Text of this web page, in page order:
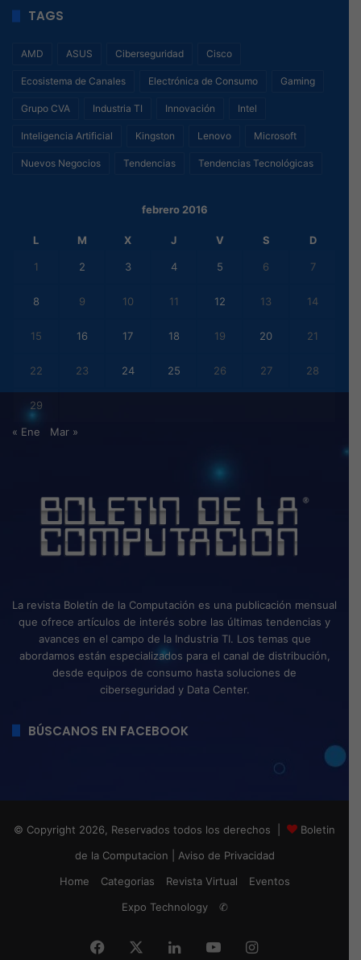
TAGS
AMD ASUS Ciberseguridad Cisco
Ecosistema de Canales Electrónica de Consumo Gaming
Grupo CVA Industria TI Innovación Intel
Inteligencia Artificial Kingston Lenovo Microsoft
Nuevos Negocios Tendencias Tendencias Tecnológicas
febrero 2016
L M X J V S D
1 2 3 4 5 6 7
8 9 10 11 12 13 14
15 16 17 18 19 20 21
22 23 24 25 26 27 28
29
« Ene Mar »
La revista Boletín de la Computación es una publicación mensual
que ofrece artículos de interés sobre las últimas tendencias y
avances en el campo de la Industria TI. Los temas que
abordamos están especializados para el canal de distribución,
desde equipos de consumo hasta soluciones de
ciberseguridad y Data Center.
BÚSCANOS EN FACEBOOK
© Copyright 2026, Reservados todos los derechos |
Boletin
de la Computacion
Aviso de Privacidad
Home
Categorias Revista Virtual
Eventos
Expo Technology
✆
Facebook LinkedInYouTubeInstagram